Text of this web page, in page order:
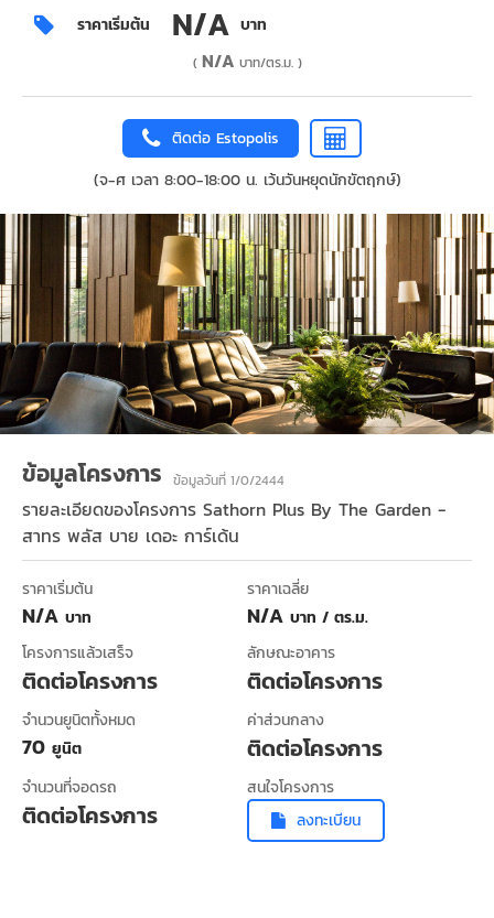
ราคาเริ่มต้น N/A บาท
( N/A บาท/ตร.ม. )
ติดต่อ Estopolis
(จ-ศ เวลา 8:00-18:00 น. เว้นวันหยุดนักขัตฤกษ์)
ข้อมูลโครงการ ข้อมูลวันที่ 1/0/2444
รายละเอียดของโครงการ Sathorn Plus By The Garden -
สาทร พลัส บาย เดอะ การ์เด้น
ราคาเริ่มต้น
N/A บาท
ราคาเฉลี่ย
N/A บาท / ตร.ม.
โครงการแล้วเสร็จ
ติดต่อโครงการ
ลักษณะอาคาร
ติดต่อโครงการ
จำนวนยูนิตทั้งหมด
70 ยูนิต
ค่าส่วนกลาง
ติดต่อโครงการ
จำนวนที่จอดรถ
ติดต่อโครงการ
สนใจโครงการ
ลงทะเบียน